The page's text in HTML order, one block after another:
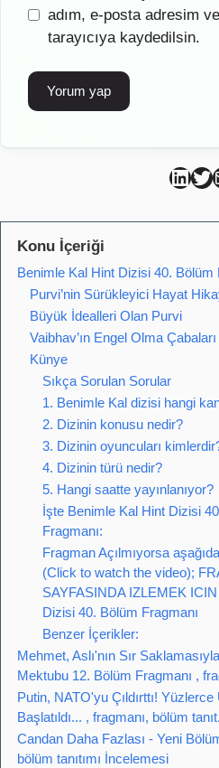
sitesiadım, e-posta adresim
tarayıcıya kaydedilsin.
Can Kütahya
Can
Konu İçeriği
Benimle Kal Hint Dizisi 40. Bölüm
Purvi’nin Sürükleyici Hayat
Büyük İdealleri Olan Purvi
Vaibhav’ın Engel Olma Çabaları
Künye
Sıkça Sorulan Sorular
1. Benimle Kal dizisi hangi
2. Dizinin konusu nedir?
3. Dizinin oyuncuları
4. Dizinin türü nedir?
5. Hangi saatte yayınlanıyor?
İşte Benimle Kal Hint Dizisi
Fragmanı:
Fragman Açılmıyorsa
(Click to watch the video);
SAYFASINDA IZLEMEK
Dizisi 40. Bölüm Fragmanı
Benzer İçerikler:
Mehmet, Aslı'nın Sır
Mektubu 12. Bölüm Fragmanı ,
Putin, NATO'yu Çıldırttı!
Başlatıldı... , fragmanı, bölüm
Candan Daha Fazlası - Yeni
bölüm tanıtımı İncelemesi